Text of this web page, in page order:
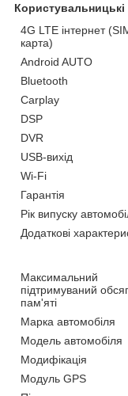
Користувальницькі
4G LTE інтернет
карта)
Android AUTO
Bluetooth
Carplay
DSP
DVR
USB-вихід
Wi-Fi
Гарантія
Рік випуску
Додаткові
Максимальний
підтримуваний
пам'яті
Марка автомобіля
Модель автомобіля
Модифікація
Модуль GPS